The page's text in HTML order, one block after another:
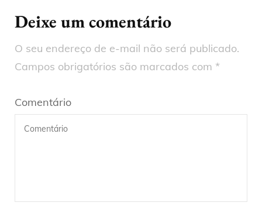
Deixe um comentário
O seu endereço de e-mail não será publicado.
Campos obrigatórios são marcados com *
Comentário